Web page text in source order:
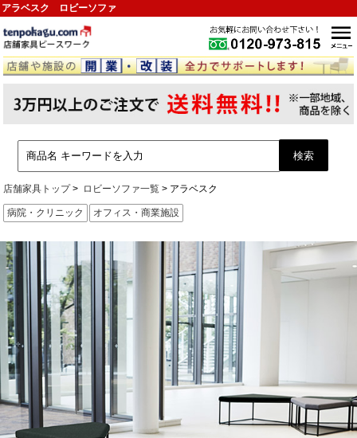
アラベスク ロビーソファ
店舗家具トップ ロビーソファ一覧 アラベスク
病院・クリニック オフィス・商業施設